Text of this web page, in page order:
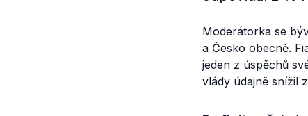
Moderátorka se
a Česko obecně.
jeden z úspěchů
vlády údajně snížil